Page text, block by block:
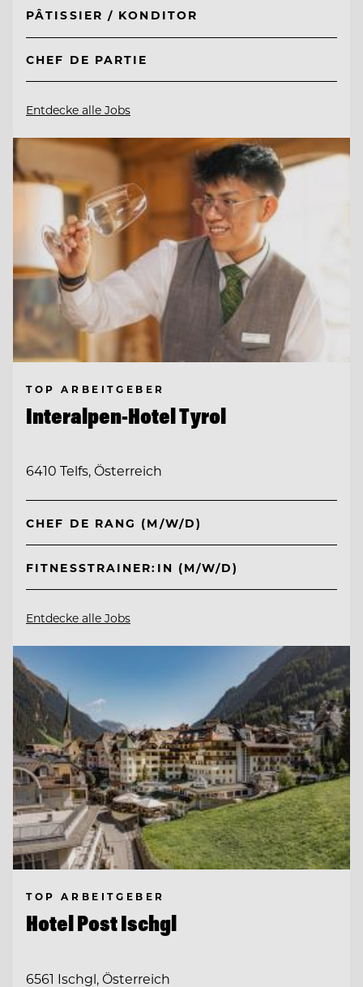
PÂTISSIER / KONDITOR
CHEF DE PARTIE
Entdecke alle Jobs
TOP ARBEITGEBER
Interalpen-Hotel Tyrol
6410 Telfs, Österreich
CHEF DE RANG (M/W/D)
FITNESSTRAINER:IN (M/W/D)
Entdecke alle Jobs
TOP ARBEITGEBER
Hotel Post Ischgl
6561 Ischgl, Österreich